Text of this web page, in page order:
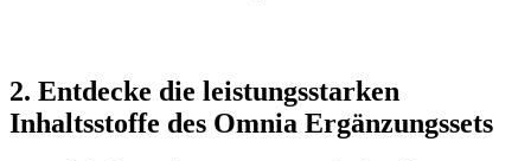
2. Entdecke die leistungsstarken
Inhaltsstoffe des Omnia Ergänzungssets